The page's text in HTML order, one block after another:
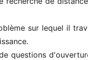
sur lequel il
questions